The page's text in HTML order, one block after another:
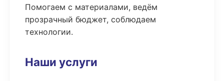
Помогаем с материалами, ведём
прозрачный бюджет, соблюдаем
технологии.
Наши услуги